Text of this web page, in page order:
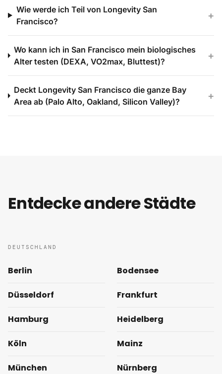
Wie werde ich Teil von Longevity San
Francisco?
+
Wo kann ich in San Francisco mein biologisches
Alter testen (DEXA, VO2max, Bluttest)?
+
Deckt Longevity San Francisco die ganze Bay
Area ab (Palo Alto, Oakland, Silicon Valley)?
+
Entdecke andere Städte
DEUTSCHLAND
Berlin Bodensee
Düsseldorf Frankfurt
Hamburg Heidelberg
Köln Mainz
München Nürnberg